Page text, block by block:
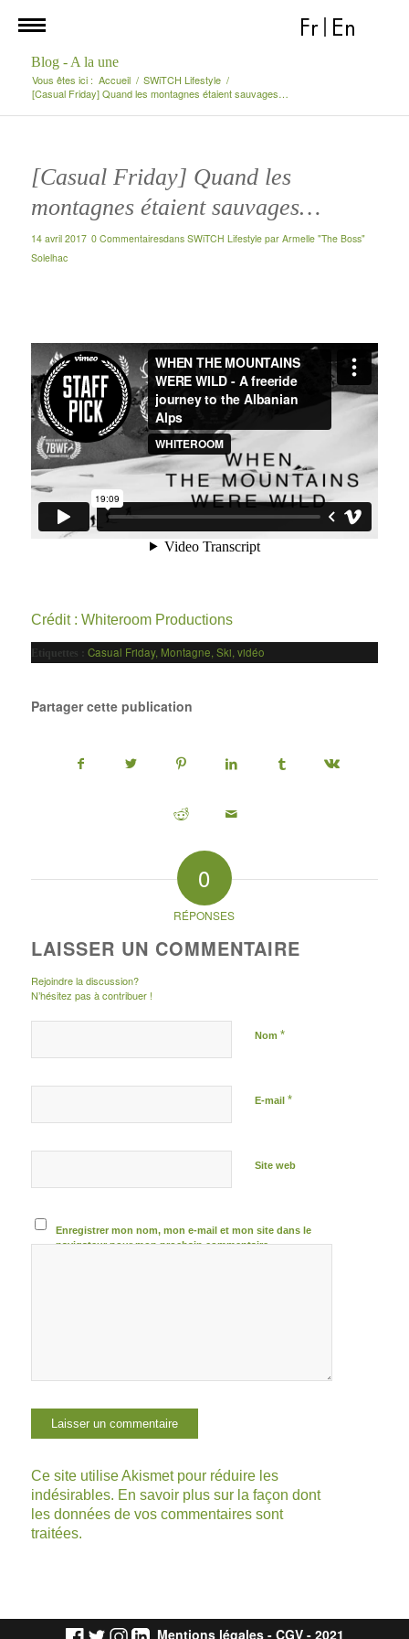
Fr En
Blog - A la une
Vous êtes ici : Accueil / SWiTCH Lifestyle /
[Casual Friday] Quand les montagnes étaient sauvages…
[Casual Friday] Quand les
montagnes étaient sauvages…
14 avril 2017 0 Commentairesdans SWiTCH Lifestyle par Armelle "The Boss"
Solelhac
Crédit : Whiteroom Productions
Etiquettes : Casual Friday, Montagne, Ski, vidéo
Partager cette publication
0
RÉPONSES
LAISSER UN COMMENTAIRE
Rejoindre la discussion?
N’hésitez pas à contribuer !
Nom *
E-mail *
Site web
Enregistrer mon nom, mon e-mail et mon site dans le
navigateur pour mon prochain commentaire.
Ce site utilise Akismet pour réduire les
indésirables. En savoir plus sur la façon dont
les données de vos commentaires sont
traitées.
Mentions légales- CGV- 2021